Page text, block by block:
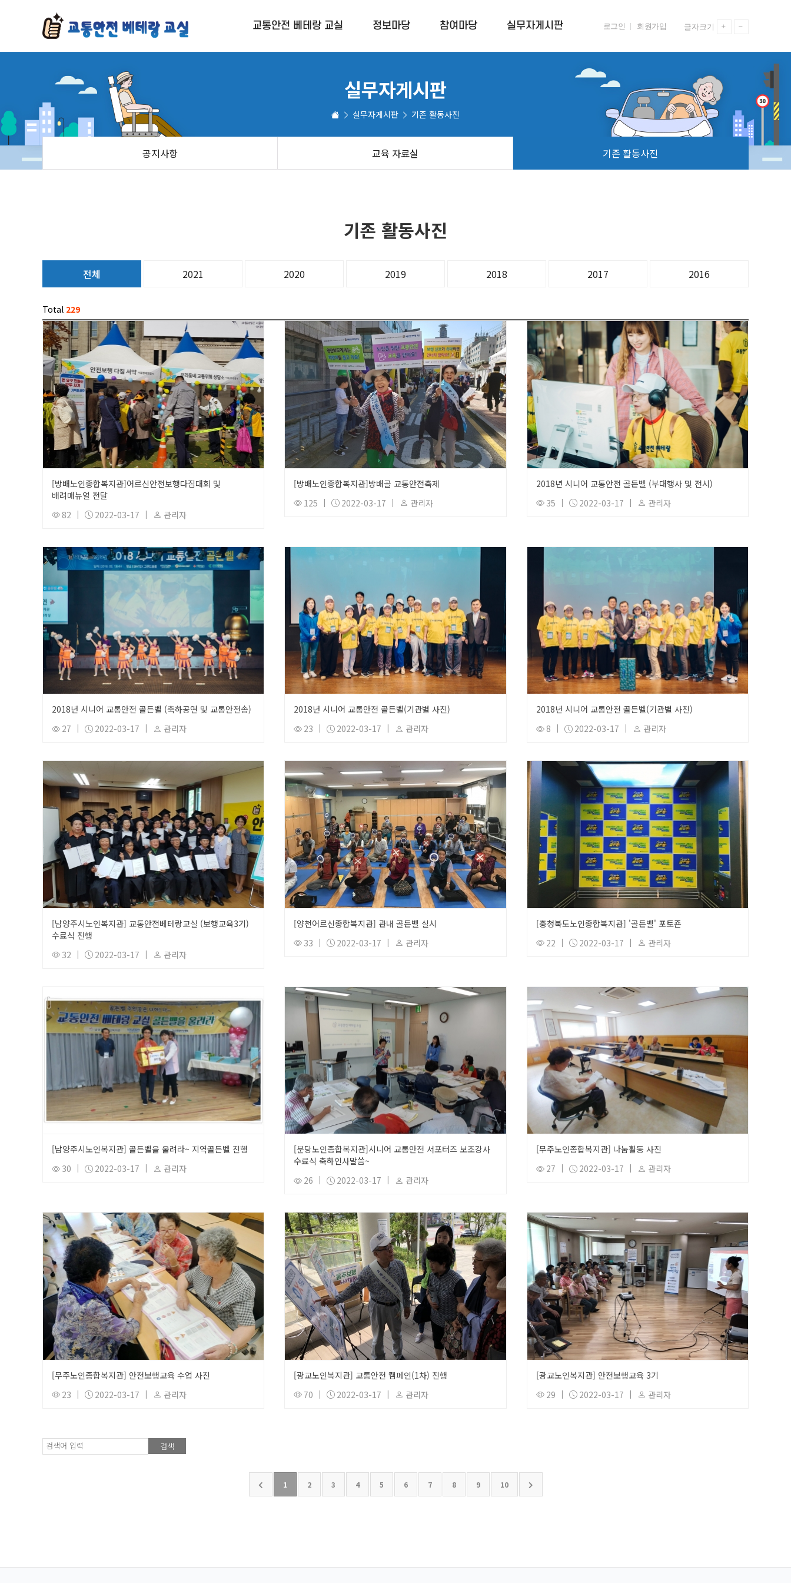
교통안전 베테랑 교실
안전운전교육
교통안전 인식개선 캠페인
시니어 교통안전 골든벨
정보마당
고령운전자 운전면허 정기적성(갱신)
교통안전 정보
참여마당
안전맵핑
실무자게시판
교육 자료실
기존 활동사진
로그인 회원가입 글자크기
실무자게시판
실무자게시판 기존 활동사진
공지사항 교육 자료실 기존 활동사진
기존 활동사진
전체 2021 2020 2019 2018 2017 2016
Total 229
[방배노인종합복지관]어르신안전보행다짐대회 및
배려매뉴얼 전달
82
| 2022-03-17 | 관리자
[방배노인종합복지관]방배골 교통안전축제
125
| 2022-03-17 | 관리자
2018년 시니어 교통안전 골든벨 (부대행사 및 전시)
35
| 2022-03-17 | 관리자
2018년 시니어 교통안전 골든벨 (축하공연 및 교통안전송)
27
| 2022-03-17 | 관리자
2018년 시니어 교통안전 골든벨(기관별 사진)
23
| 2022-03-17 | 관리자
2018년 시니어 교통안전 골든벨(기관별 사진)
8
| 2022-03-17 | 관리자
[남양주시노인복지관] 교통안전베테랑교실 (보행교육3기)
수료식 진행
32
| 2022-03-17 | 관리자
[양천어르신종합복지관] 관내 골든벨 실시
33
| 2022-03-17 | 관리자
[충청북도노인종합복지관] '골든벨' 포토죤
22
| 2022-03-17 | 관리자
[남양주시노인복지관] 골든벨을 울려라~ 지역골든벨 진행
30
| 2022-03-17 | 관리자
[분당노인종합복지관]시니어 교통안전 서포터즈 보조강사
수료식 축하인사말씀~
26
| 2022-03-17 | 관리자
[무주노인종합복지관] 나눔활동 사진
27
| 2022-03-17 | 관리자
[무주노인종합복지관] 안전보행교육 수업 사진
23
| 2022-03-17 | 관리자
[광교노인복지관] 교통안전 캠페인(1차) 진행
70
| 2022-03-17 | 관리자
[광교노인복지관] 안전보행교육 3기
29
| 2022-03-17 | 관리자
검색어 입력
1 2 3 4 5 6 7 8 9 10